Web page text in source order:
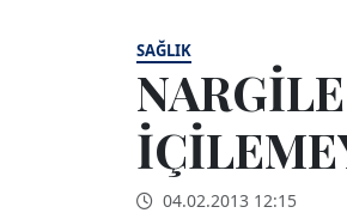
SAĞLIK
04.02.2013 12:15